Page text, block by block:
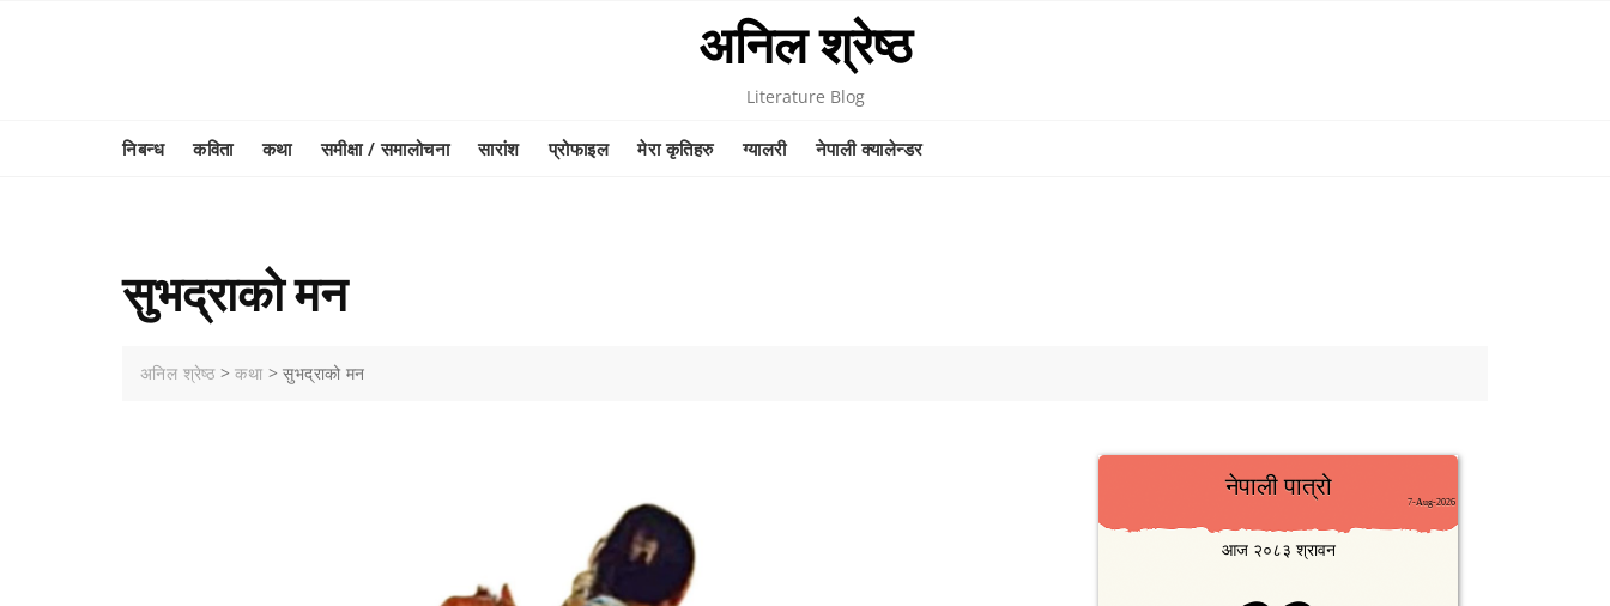
अनिल श्रेष्ठ
Literature Blog
निबन्ध कविता कथा समीक्षा / समालोचना सारांश प्रोफाइल मेरा कृतिहरु ग्यालरी नेपाली क्यालेन्डर
सुभद्राको मन
अनिल श्रेष्ठ>कथा >सुभद्राको मन